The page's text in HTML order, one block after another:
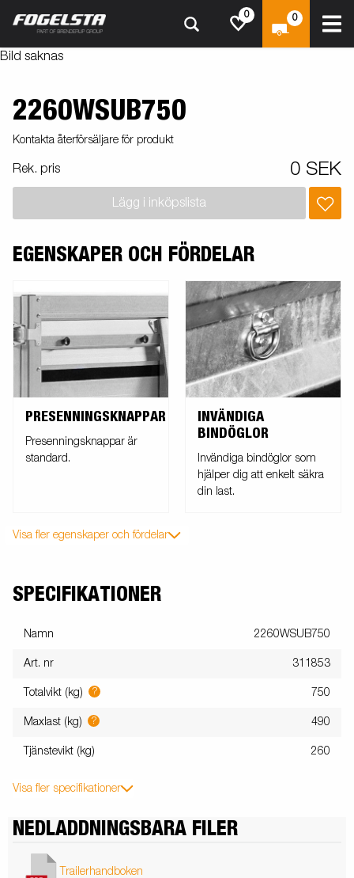
0 0
Bild saknas
2260WSUB750
Kontakta återförsäljare för produkt
Rek. pris 0 SEK
Lägg i inköpslista
EGENSKAPER OCH FÖRDELAR
PRESENNINGSKNAPPAR
Presenningsknappar är
standard.
INVÄNDIGA
BINDÖGLOR
Invändiga bindöglor som
hjälper dig att enkelt säkra
din last.
Visa fler egenskaper och fördelar
SPECIFIKATIONER
Namn 2260WSUB750
Art. nr 311853
Totalvikt (kg) ? 750
Maxlast (kg) ? 490
Tjänstevikt (kg) 260
Visa fler specifikationer
NEDLADDNINGSBARA FILER
Trailerhandboken